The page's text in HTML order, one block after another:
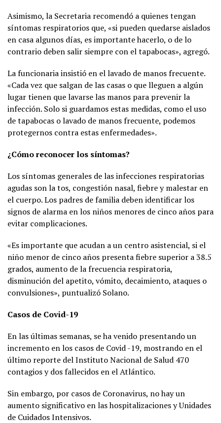
Asimismo, la Secretaria recomendó a quienes tengan
síntomas respiratorios que, «si pueden quedarse aislados
en casa algunos días, es importante hacerlo, o de lo
contrario deben salir siempre con el tapabocas», agregó.
La funcionaria insistió en el lavado de manos frecuente.
«Cada vez que salgan de las casas o que lleguen a algún
lugar tienen que lavarse las manos para prevenir la
infección. Solo si guardamos estas medidas, como el uso
de tapabocas o lavado de manos frecuente, podemos
protegernos contra estas enfermedades».
¿Cómo reconocer los síntomas?
Los síntomas generales de las infecciones respiratorias
agudas son la tos, congestión nasal, fiebre y malestar en
el cuerpo. Los padres de familia deben identificar los
signos de alarma en los niños menores de cinco años para
evitar complicaciones.
«Es importante que acudan a un centro asistencial, si el
niño menor de cinco años presenta fiebre superior a 38.5
grados, aumento de la frecuencia respiratoria,
disminución del apetito, vómito, decaimiento, ataques o
convulsiones», puntualizó Solano.
Casos de Covid-19
En las últimas semanas, se ha venido presentando un
incremento en los casos de Covid -19, mostrando en el
último reporte del Instituto Nacional de Salud 470
contagios y dos fallecidos en el Atlántico.
Sin embargo, por casos de Coronavirus, no hay un
aumento significativo en las hospitalizaciones y Unidades
de Cuidados Intensivos.